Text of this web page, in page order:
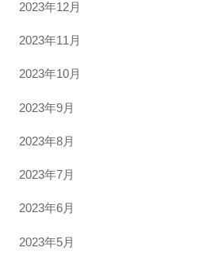
2023年12月
2023年11月
2023年10月
2023年9月
2023年8月
2023年7月
2023年6月
2023年5月